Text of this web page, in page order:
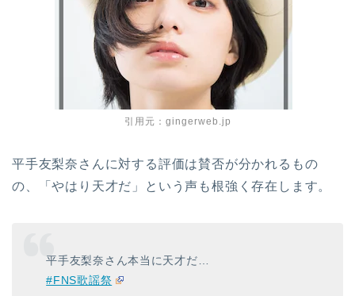
引用元：gingerweb.jp
平手友梨奈さんに対する評価は賛否が分かれるもの
の、「やはり天才だ」という声も根強く存在します。
平手友梨奈さん本当に天才だ…
#FNS歌謡祭